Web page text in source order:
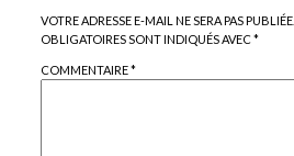
VOTRE ADRESSE E-MAIL NE SERA PAS PUBLIÉE.
OBLIGATOIRES SONT INDIQUÉS AVEC*
COMMENTAIRE*